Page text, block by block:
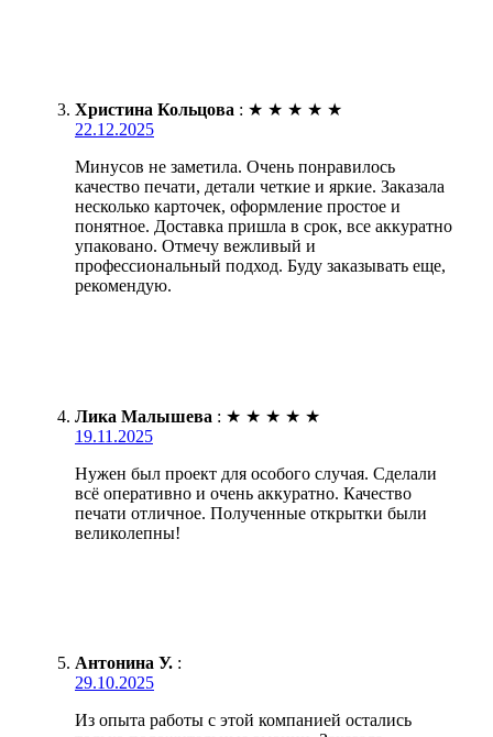
Христина Кольцова : ★ ★ ★ ★ ★
22.12.2025
Минусов не заметила. Очень понравилось
качество печати, детали четкие и яркие. Заказала
несколько карточек, оформление простое и
понятное. Доставка пришла в срок, все аккуратно
упаковано. Отмечу вежливый и
профессиональный подход. Буду заказывать еще,
рекомендую.
Лика Малышева : ★ ★ ★ ★ ★
19.11.2025
Нужен был проект для особого случая. Сделали
всё оперативно и очень аккуратно. Качество
печати отличное. Полученные открытки были
великолепны!
Антонина У. :
29.10.2025
Из опыта работы с этой компанией остались